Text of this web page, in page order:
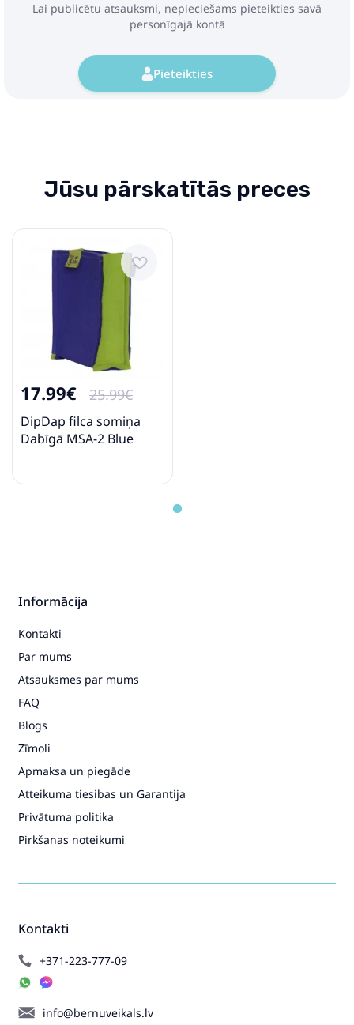
Lai publicētu atsauksmi, nepieciešams pieteikties savā
personīgajā kontā
Pieteikties
Jūsu pārskatītās preces
17.99€ 25.99€
DipDap filca somiņa
Dabīgā MSA-2 Blue
Kontakti
+371-223-777-09
info@bernuveikals.lv
Informācija
Kontakti
Par mums
Atsauksmes par mums
FAQ
Blogs
Zīmoli
Apmaksa un piegāde
Atteikuma tiesibas un Garantija
Privātuma politika
Pirkšanas noteikumi